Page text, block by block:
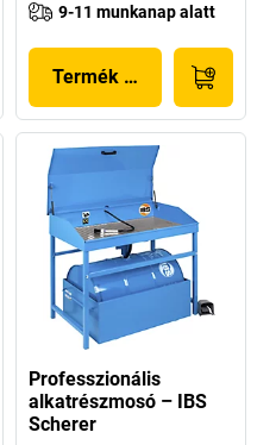
9-11 munkanap alatt
Termék megjelenítése
Professzionális
alkatrészmosó – IBS
Scherer